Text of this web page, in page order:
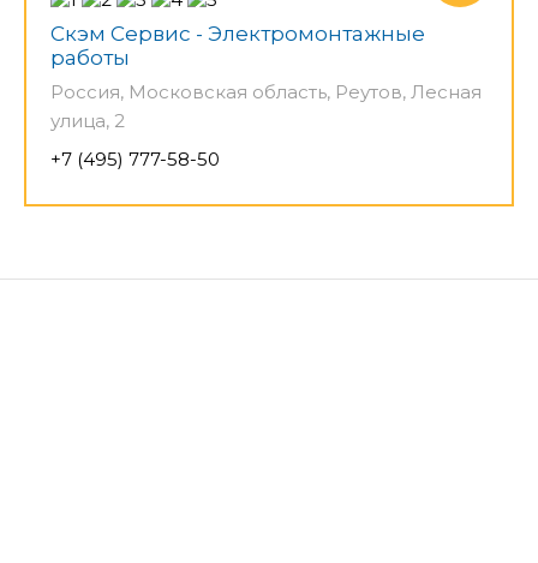
Скэм Сервис - Электромонтажные
работы
Россия, Московская область, Реутов, Лесная
улица, 2
+7 (495) 777-58-50